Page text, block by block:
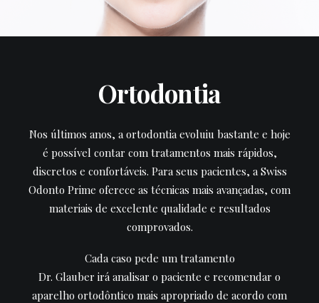
Ortodontia
Nos últimos anos, a ortodontia evoluiu bastante e hoje
é possível contar com tratamentos mais rápidos,
discretos e confortáveis. Para seus pacientes, a Swiss
Odonto Prime oferece as técnicas mais avançadas, com
materiais de excelente qualidade e resultados
comprovados.
Cada caso pede um tratamento
Dr. Glauber irá analisar o paciente e recomendar o
aparelho ortodôntico mais apropriado de acordo com